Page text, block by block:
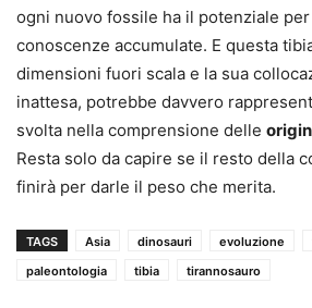
ogni nuovo fossile ha il potenziale
conoscenze accumulate. E questa
dimensioni fuori scala e la sua
inattesa, potrebbe davvero
svolta nella comprensione delle
Resta solo da capire se il resto della
finirà per darle il peso che merita.
TAGS Asia dinosauri evoluzione
paleontologia
tibia tirannosauro